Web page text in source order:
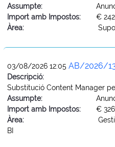
Assumpte:
Import amb Impostos:
€
Àrea:
03/08/2026 12:05 AB/2026/
Descripció:
Substitució Content Manager
Assumpte:
Import amb Impostos:
€
Àrea:
BI